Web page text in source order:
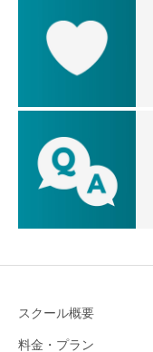
スクール概要
料金・プラン